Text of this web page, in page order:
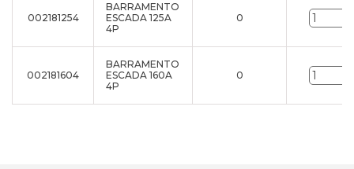
002181254
BARRAMENTO
ESCADA 125A
4P
0
002181604
BARRAMENTO
ESCADA 160A
4P
0